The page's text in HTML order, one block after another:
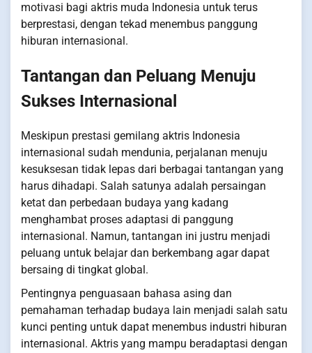
motivasi bagi aktris muda Indonesia untuk terus
berprestasi, dengan tekad menembus panggung
hiburan internasional.
Tantangan dan Peluang Menuju
Sukses Internasional
Meskipun prestasi gemilang aktris Indonesia
internasional sudah mendunia, perjalanan menuju
kesuksesan tidak lepas dari berbagai tantangan yang
harus dihadapi. Salah satunya adalah persaingan
ketat dan perbedaan budaya yang kadang
menghambat proses adaptasi di panggung
internasional. Namun, tantangan ini justru menjadi
peluang untuk belajar dan berkembang agar dapat
bersaing di tingkat global.
Pentingnya penguasaan bahasa asing dan
pemahaman terhadap budaya lain menjadi salah satu
kunci penting untuk dapat menembus industri hiburan
internasional. Aktris yang mampu beradaptasi dengan